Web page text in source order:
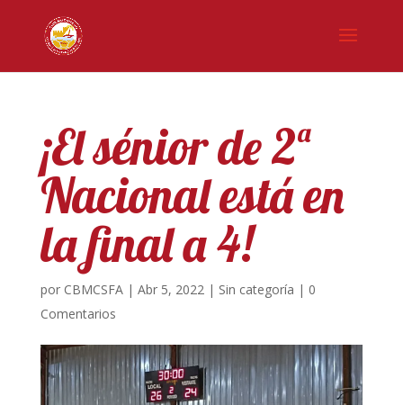
¡El sénior de 2ª
Nacional está en
la final a 4!
por CBMCSFA| Abr 5, 2022| Sin categoría | 0
Comentarios